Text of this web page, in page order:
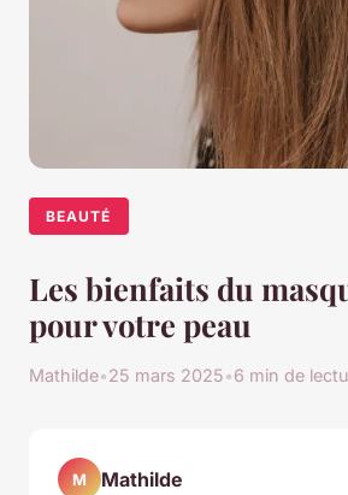
BEAUTÉ
Les bienfaits du
pour votre peau
Mathilde•25 mars 2025•6 min de
M Mathilde